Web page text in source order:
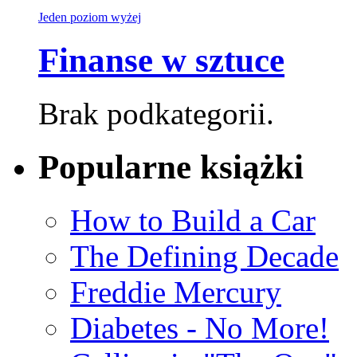
Jeden poziom wyżej
Finanse w sztuce
Brak podkategorii.
Popularne książki
How to Build a Car
The Defining Decade
Freddie Mercury
Diabetes - No More!